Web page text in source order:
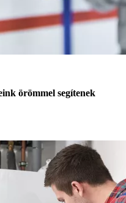
örömmel segítenek